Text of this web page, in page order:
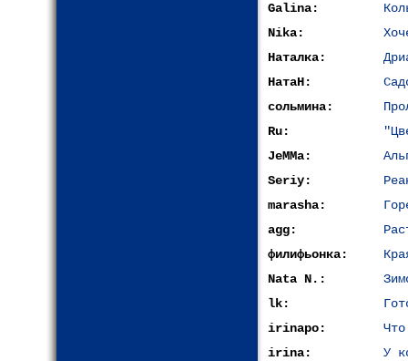
Galina:
Nika:
Наталка:
НатаН:
сольмина:
Ru:
JeMMa:
Seriy:
marasha:
agg:
филифьонка:
Nata N.:
lk:
irinapo:
irina:
У